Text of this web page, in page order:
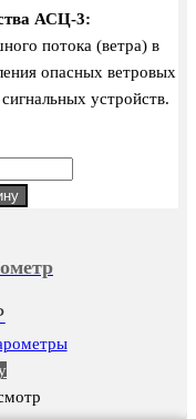
АСЦ-3:
потока (ветра) в
опасных ветровых
устройств.